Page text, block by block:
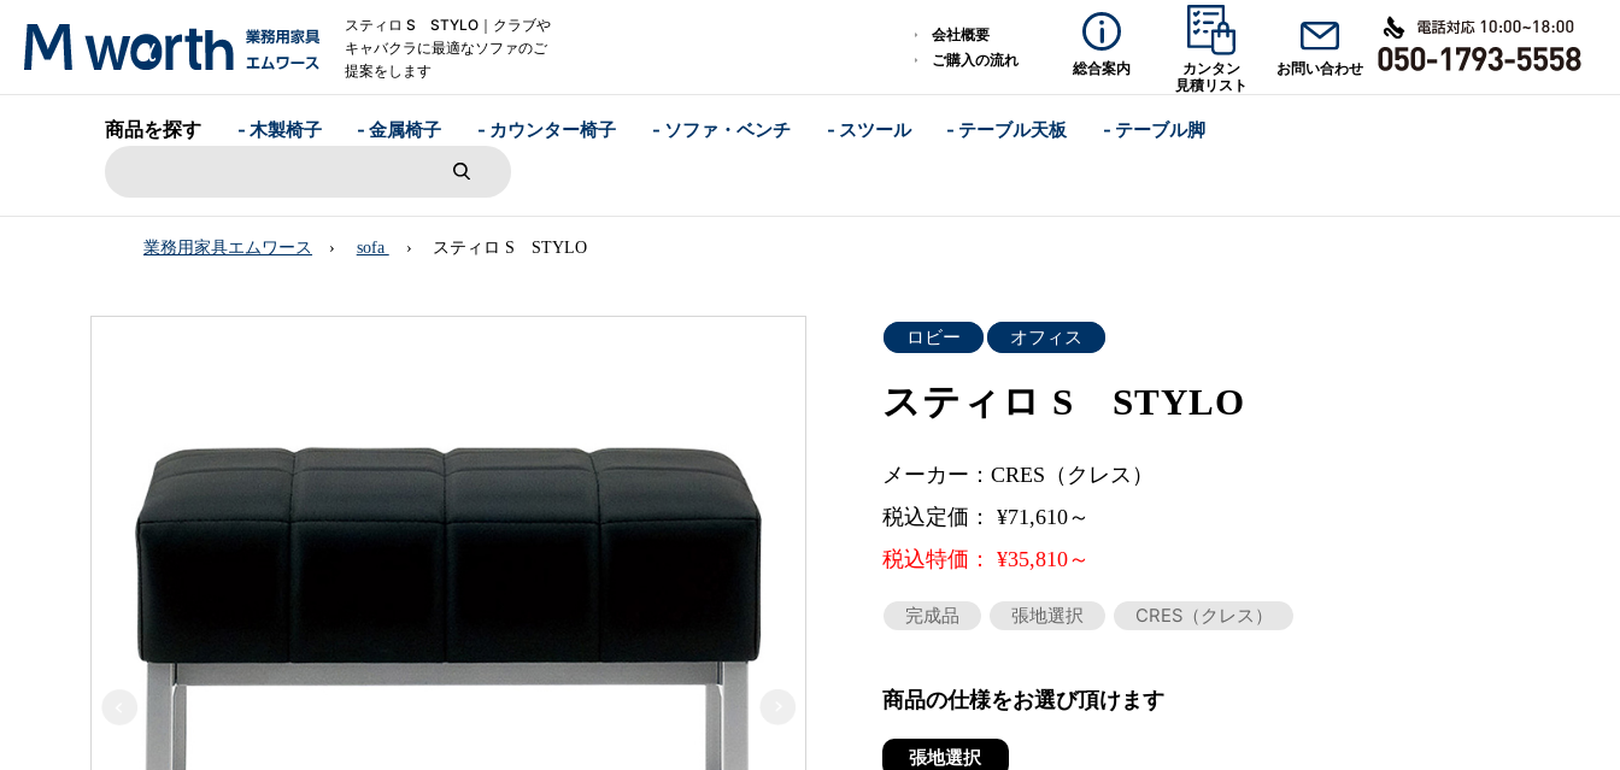
スティロ S STYLO｜クラブや
キャバクラに最適なソファのご
提案をします
会社概要
ご購入の流れ
総合案内
カンタン
見積リスト
お問い合わせ
商品を探す - 木製椅子 - 金属椅子 - カウンター椅子 - ソファ・ベンチ - スツール - テーブル天板 - テーブル脚
業務用家具エムワース sofa スティロ S STYLO
ロビー オフィス
スティロ S STYLO
メーカー：CRES（クレス）
税込定価： ¥71,610～
税込特価： ¥35,810～
完成品 張地選択 CRES（クレス）
商品の仕様をお選び頂けます
張地選択